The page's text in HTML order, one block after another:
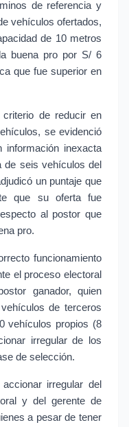
de referencia y
vehículos ofertados,
de 10 metros
buena pro por S/ 6
que fue superior en
de reducir en
se evidenció
información inexacta
de seis vehículos del
un puntaje que
que su oferta fue
al postor que
pro.
funcionamiento
el proceso electoral
ganador, quien
de terceros
vehículos propios (8
irregular de los
de selección.
irregular del
y del gerente de
a pesar de tener